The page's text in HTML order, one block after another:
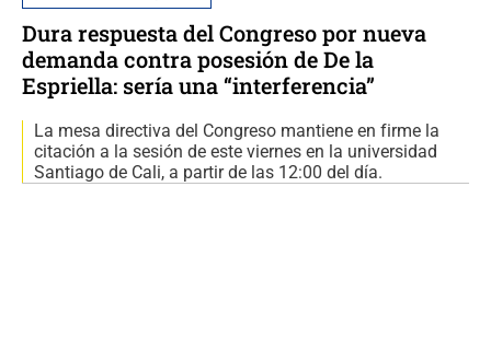
Dura respuesta del Congreso por nueva
demanda contra posesión de De la
Espriella: sería una “interferencia”
La mesa directiva del Congreso mantiene en firme la
citación a la sesión de este viernes en la universidad
Santiago de Cali, a partir de las 12:00 del día.